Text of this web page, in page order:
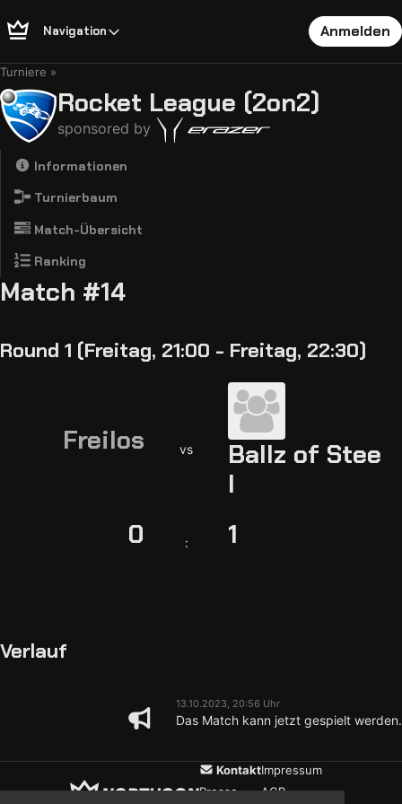
Navigation Anmelden
Turniere
Rocket League (2on2)
sponsored by
Informationen
Turnierbaum
Match-Übersicht
Ranking
Match #14
Round 1 (Freitag, 21:00 - Freitag, 22:30)
Freilos vs
Ballz of Stee
l
0
: 1
Verlauf
13.10.2023, 20:56 Uhr
Das Match kann jetzt gespielt werden.
Kontakt
Presse
Impressum
AGB